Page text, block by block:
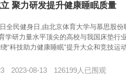
聚力研发提升健康睡眠质量
民健身日,由北京体育大学与慕思股份
学研力量水平顶尖的高校与我国床垫行
“科技助力健康睡眠”提升大众和竞技运
2023-08-13 126199人已围观